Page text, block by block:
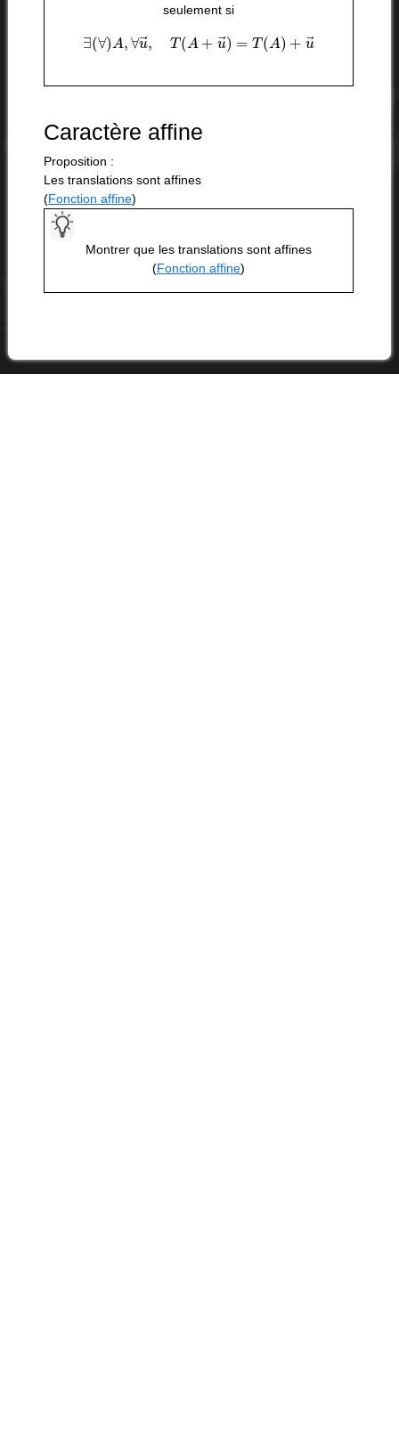
seulement si
∃ (∀ ) A, ∀ ,T( A + → T(A +u →
Caractère affine
Proposition :
Les translations sont affines
(Fonction affine)
Montrer que les translations sont affines
(Fonction affine)